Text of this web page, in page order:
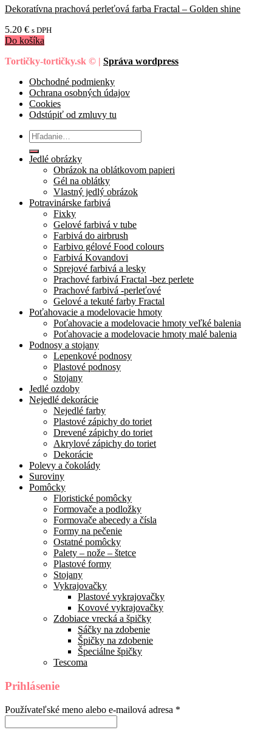
Dekoratívna prachová perleťová farba Fractal – Golden shine
5.20 € s DPH
Do košíka
Tortičky-tortičky.sk © | Správa wordpress
Obchodné podmienky
Ochrana osobných údajov
Cookies
Odstúpiť od zmluvy tu
Hľadať:
Jedlé obrázky
Obrázok na oblátkovom papieri
Gél na oblátky
Vlastný jedlý obrázok
Potravinárske farbivá
Fixky
Gelové farbivá v tube
Farbivá do airbrush
Farbivo gélové Food colours
Farbivá Kovandovi
Sprejové farbivá a lesky
Prachové farbivá Fractal -bez perlete
Prachové farbivá -perleťové
Gelové a tekuté farby Fractal
Poťahovacie a modelovacie hmoty
Poťahovacie a modelovacie hmoty veľké balenia
Poťahovacie a modelovacie hmoty malé balenia
Podnosy a stojany
Lepenkové podnosy
Plastové podnosy
Stojany
Jedlé ozdoby
Nejedlé dekorácie
Nejedlé farby
Plastové zápichy do toriet
Drevené zápichy do toriet
Akrylové zápichy do toriet
Dekorácie
Polevy a čokolády
Suroviny
Pomôcky
Floristické pomôcky
Formovače a podložky
Formovače abecedy a čísla
Formy na pečenie
Ostatné pomôcky
Palety – nože – štetce
Plastové formy
Stojany
Vykrajovačky
Plastové vykrajovačky
Kovové vykrajovačky
Zdobiace vrecká a špičky
Sáčky na zdobenie
Špičky na zdobenie
Špeciálne špičky
Tescoma
Prihlásenie
Používateľské meno alebo e-mailová adresa *